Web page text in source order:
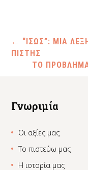
← “ΙΣΩΣ”: ΜΙΑ
ΠΙΣΤΗΣ
ΤΟ
Γνωριμία
Οι αξίες μας
Το πιστεύω μας
Η ιστορία μας